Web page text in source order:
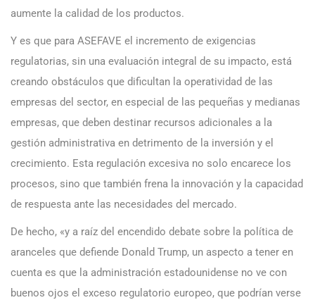
aumente la calidad de los productos.
Y es que para ASEFAVE el incremento de exigencias
regulatorias, sin una evaluación integral de su impacto, está
creando obstáculos que dificultan la operatividad de las
empresas del sector, en especial de las pequeñas y medianas
empresas, que deben destinar recursos adicionales a la
gestión administrativa en detrimento de la inversión y el
crecimiento. Esta regulación excesiva no solo encarece los
procesos, sino que también frena la innovación y la capacidad
de respuesta ante las necesidades del mercado.
De hecho, «y a raíz del encendido debate sobre la política de
aranceles que defiende Donald Trump, un aspecto a tener en
cuenta es que la administración estadounidense no ve con
buenos ojos el exceso regulatorio europeo, que podrían verse